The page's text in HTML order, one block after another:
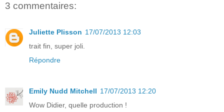
3 commentaires:
Juliette Plisson 17/07/2013 12:03
trait fin, super joli.
Répondre
Emily Nudd Mitchell 17/07/2013 12:20
Wow Didier, quelle production !